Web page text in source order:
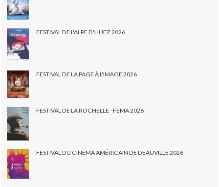
FESTIVAL DE L'ALPE D'HUEZ 2026
FESTIVAL DE LA PAGE À L'IMAGE 2026
FESTIVAL DE LA ROCHELLE - FEMA 2026
FESTIVAL DU CINEMA AMÉRICAIN DE DEAUVILLE 2026